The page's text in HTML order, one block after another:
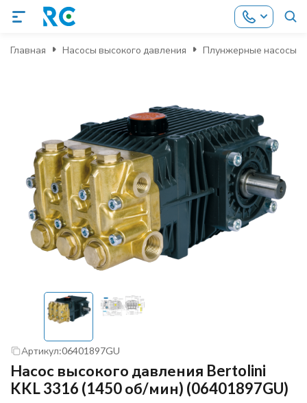
Главная Насосы высокого давления Плунжерные насосы
Артикул:06401897GU
Насос высокого давления Bertolini
KKL 3316 (1450 об/мин) (06401897GU)